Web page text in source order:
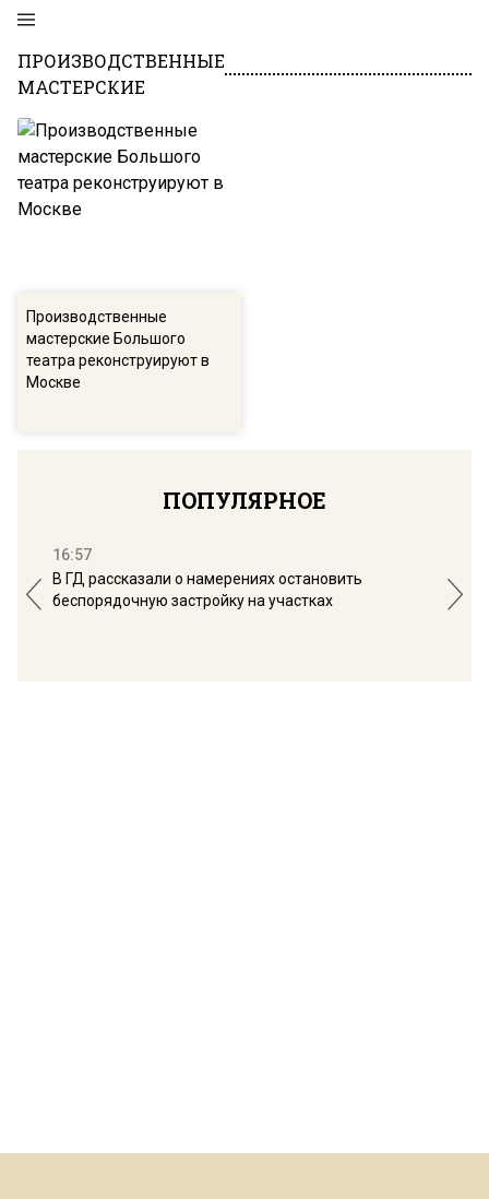
ПРОИЗВОДСТВЕННЫЕ
МАСТЕРСКИЕ
Производственные
мастерские Большого
театра реконструируют в
Москве
ПОПУЛЯРНОЕ
16:57
В ГД рассказали о намерениях остановить
беспорядочную застройку на участках